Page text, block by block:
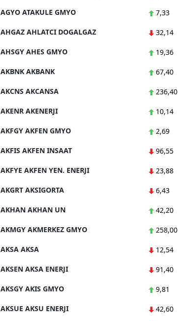
Isparta
Mersin
İstanbul
Kastamonu
Kayseri
Kırklareli
Kırşehir
Kocaeli
Kütahya
Malatya
Manisa
AGYO ATAKULE GMYO 7,33
AHGAZ AHLATCI DOGALGAZ 32,14
AHSGY AHES GMYO 19,36
AKBNK AKBANK 67,40
AKCNS AKCANSA 236,40
AKENR AKENERJI 10,14
AKFGY AKFEN GMYO 2,69
AKFIS AKFEN INSAAT 96,55
AKFYE AKFEN YEN. ENERJI 23,88
AKGRT AKSIGORTA 6,43
AKHAN AKHAN UN 42,20
AKMGY AKMERKEZ GMYO 258,00
AKSA AKSA 12,54
AKSEN AKSA ENERJI 91,40
AKSGY AKIS GMYO 9,81
AKSUE AKSU ENERJI 42,60